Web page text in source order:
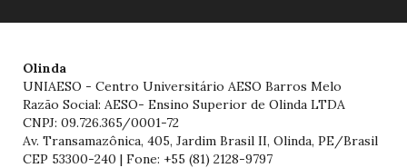
Olinda
UNIAESO - Centro Universitário AESO Barros Melo
Razão Social: AESO- Ensino Superior de Olinda LTDA
CNPJ: 09.726.365/0001-72
Av. Transamazônica, 405, Jardim Brasil II, Olinda, PE/Brasil
CEP 53300-240 | Fone: +55 (81) 2128-9797